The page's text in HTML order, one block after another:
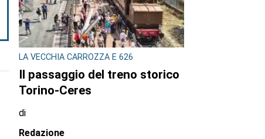
LA VECCHIA CARROZZA E 626
Il passaggio del treno storico
Torino-Ceres
di
Redazione